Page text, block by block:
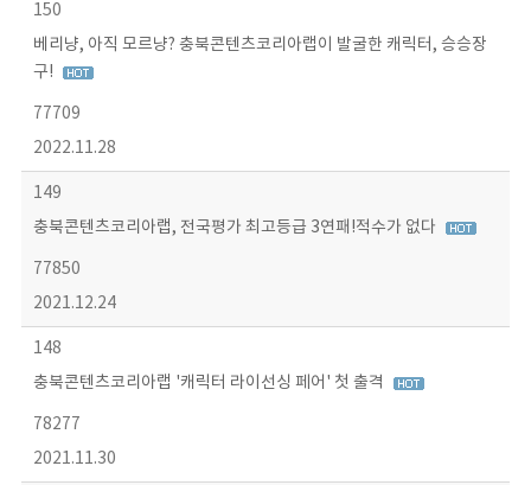
150
베리냥, 아직 모르냥? 충북콘텐츠코리아랩이 발굴한 캐릭터, 승승장
구!
77709
2022.11.28
149
충북콘텐츠코리아랩, 전국평가 최고등급 3연패!적수가 없다
77850
2021.12.24
148
충북콘텐츠코리아랩 '캐릭터 라이선싱 페어' 첫 출격
78277
2021.11.30